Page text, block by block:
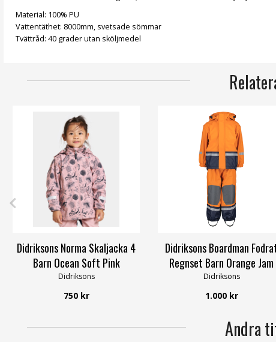
Material: 100% PU
Vattentäthet: 8000mm, svetsade sömmar
Tvättråd: 40 grader utan sköljmedel
Didriksons Norma Skaljacka 4
Barn Ocean Soft Pink
Didriksons
750 kr
Didriksons Boardman
Regnset Barn Orange Jam
Didriksons
1.000 kr
Andra